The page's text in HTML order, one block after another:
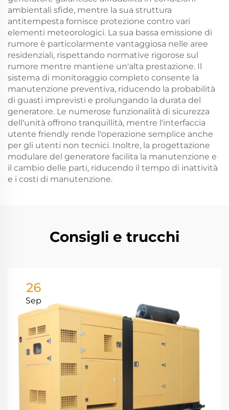
ambientali sfide, mentre la sua struttura
antitempesta fornisce protezione contro vari
elementi meteorologici. La sua bassa emissione di
rumore è particolarmente vantaggiosa nelle aree
residenziali, rispettando normative rigorose sul
rumore mentre mantiene un'alta prestazione. Il
sistema di monitoraggio completo consente la
manutenzione preventiva, riducendo la probabilità
di guasti imprevisti e prolungando la durata del
generatore. Le numerose funzionalità di sicurezza
dell'unità offrono tranquillità, mentre l'interfaccia
utente friendly rende l'operazione semplice anche
per gli utenti non tecnici. Inoltre, la progettazione
modulare del generatore facilita la manutenzione e
il cambio delle parti, riducendo il tempo di inattività
e i costi di manutenzione.
Consigli e trucchi
26
Sep